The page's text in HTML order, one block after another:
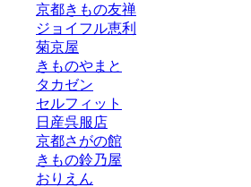
京都きもの友禅
ジョイフル恵利
菊京屋
きものやまと
タカゼン
セルフィット
日産呉服店
京都さがの館
きもの鈴乃屋
おりえん